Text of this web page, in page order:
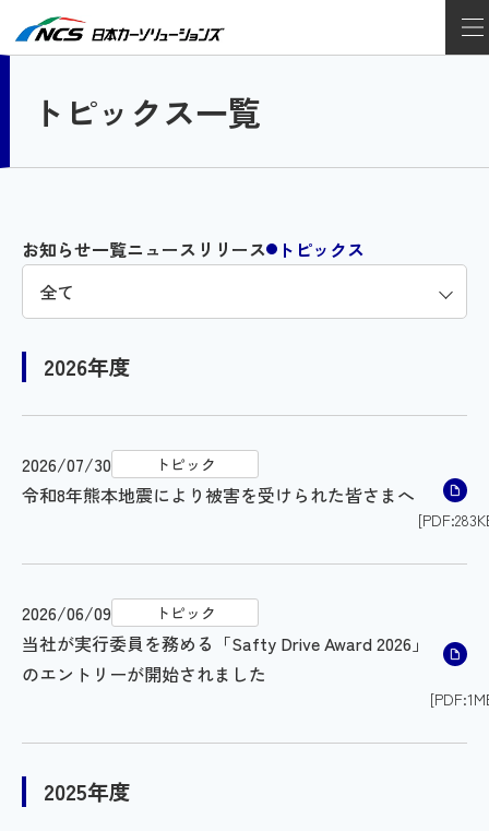
トピックス一覧
お知らせ一覧ニュースリリース トピックス
2026年度
2026/07/30 トピック
令和8年熊本地震により被害を受けられた皆さまへ
2026/06/09 トピック
当社が実行委員を務める「Safty Drive Award 2026」
のエントリーが開始されました
2025年度